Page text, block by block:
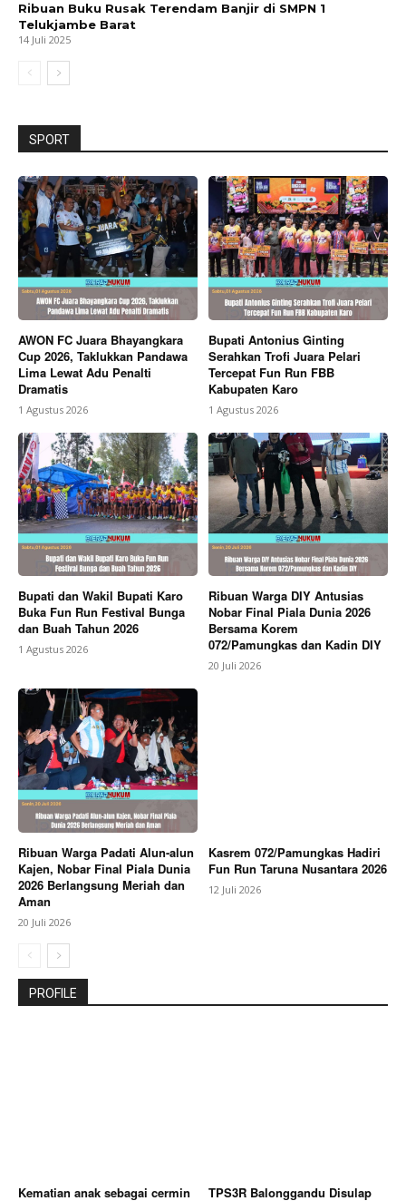
Ribuan Buku Rusak Terendam Banjir di SMPN 1
Telukjambe Barat
14 Juli 2025
SPORT
AWON FC Juara Bhayangkara
Cup 2026, Taklukkan Pandawa
Lima Lewat Adu Penalti
Dramatis
1 Agustus 2026
Bupati Antonius Ginting
Serahkan Trofi Juara Pelari
Tercepat Fun Run FBB
Kabupaten Karo
1 Agustus 2026
Bupati dan Wakil Bupati Karo
Buka Fun Run Festival Bunga
dan Buah Tahun 2026
1 Agustus 2026
Ribuan Warga DIY Antusias
Nobar Final Piala Dunia 2026
Bersama Korem
072/Pamungkas dan Kadin DIY
20 Juli 2026
Ribuan Warga Padati Alun-alun
Kajen, Nobar Final Piala Dunia
2026 Berlangsung Meriah dan
Aman
20 Juli 2026
Kasrem 072/Pamungkas Hadiri
Fun Run Taruna Nusantara 2026
12 Juli 2026
PROFILE
Kematian anak sebagai cermin
TPS3R Balonggandu Disulap